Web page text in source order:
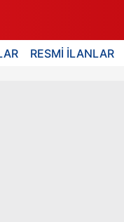
RESMİ İLANLAR